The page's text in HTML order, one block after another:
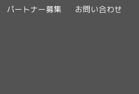
パートナー募集 お問い合わせ